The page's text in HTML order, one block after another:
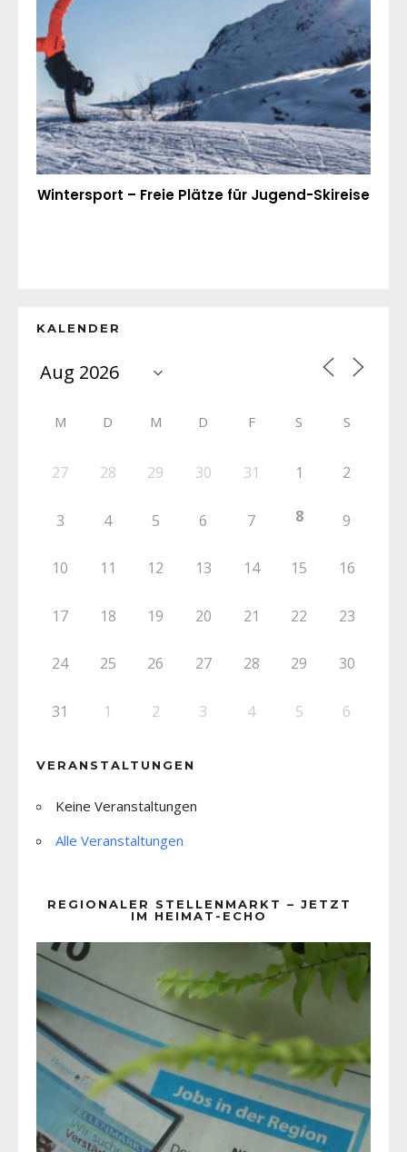
Wintersport – Freie Plätze für Jugend-Skireise
KALENDER
M D M D F S S
27 28 29 30 31 1 2
3 4 5 6 7 8 9
10 11 12 13 14 15 16
17 18 19 20 21 22 23
24 25 26 27 28 29 30
31 1 2 3 4 5 6
VERANSTALTUNGEN
Keine Veranstaltungen
Alle Veranstaltungen
REGIONALER STELLENMARKT – JETZT
IM HEIMAT-ECHO
Player